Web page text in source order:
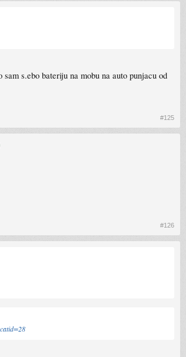
s.ebo bateriju na mobu na auto punjacu od
#125
#126